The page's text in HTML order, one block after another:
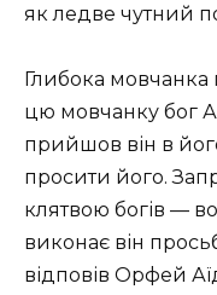
як ледве чутний
Глибока
цю мовчанку бог
прийшов він в
просити його.
клятвою богів —
виконає він
відповів Орфей